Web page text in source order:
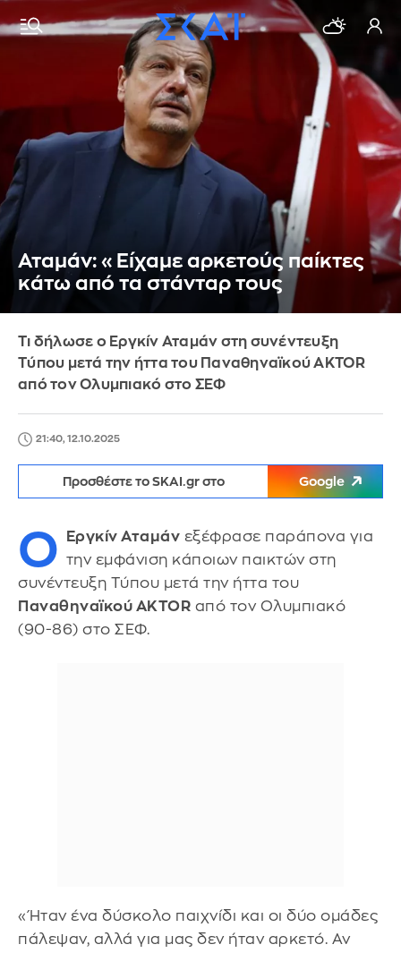
Αταμάν: «Είχαμε αρκετούς παίκτες
κάτω από τα στάνταρ τους
Τι δήλωσε ο Εργκίν Αταμάν στη συνέντευξη
Τύπου μετά την ήττα του Παναθηναϊκού AKTOR
από τον Ολυμπιακό στο ΣΕΦ
21:40, 12.10.2025
Προσθέστε το SKAI.gr στο Google
Ο Εργκίν Αταμάν εξέφρασε παράπονα για
την εμφάνιση κάποιων παικτών στη
συνέντευξη Τύπου μετά την ήττα του
Παναθηναϊκού AKTOR από τον Ολυμπιακό
(90-86) στο ΣΕΦ.
«Ήταν ένα δύσκολο παιχνίδι και οι δύο ομάδες
πάλεψαν, αλλά για μας δεν ήταν αρκετό. Αν